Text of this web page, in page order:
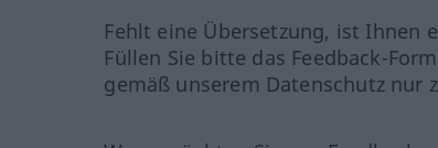
Fehlt eine Übersetzung, ist Ihnen
Füllen Sie bitte das Feedback-
gemäß unserem Datenschutz nur